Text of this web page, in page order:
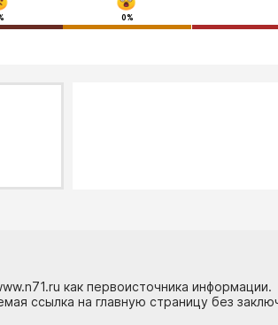
0%
как первоисточника информации.
ссылка на главную страницу без